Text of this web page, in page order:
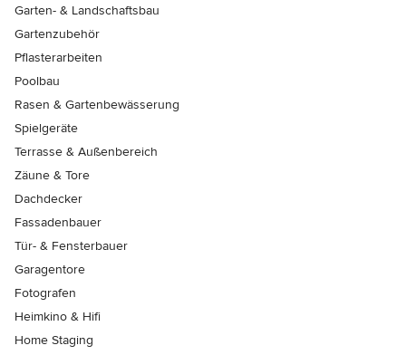
Garten- & Landschaftsbau
Gartenzubehör
Pflasterarbeiten
Poolbau
Rasen & Gartenbewässerung
Spielgeräte
Terrasse & Außenbereich
Zäune & Tore
Dachdecker
Fassadenbauer
Tür- & Fensterbauer
Garagentore
Fotografen
Heimkino & Hifi
Home Staging